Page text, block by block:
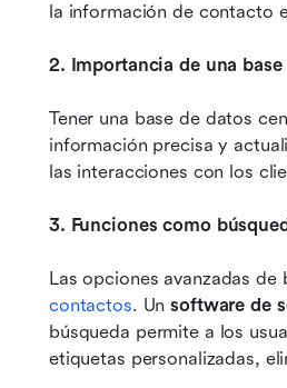
la información de contacto
2. Importancia de una
Tener una base de datos
información precisa y
las interacciones con los
3. Funciones como
Las opciones avanzadas
contactos. Un software de
búsqueda permite a los
etiquetas personalizadas,